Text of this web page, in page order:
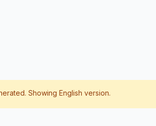
Showing English version.